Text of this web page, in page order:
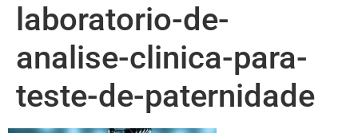
laboratorio-de-
analise-clinica-para-
teste-de-paternidade